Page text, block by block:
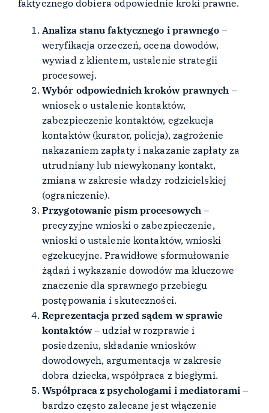
faktycznego dobiera odpowiednie kroki prawne.
Analiza stanu faktycznego i prawnego–
weryfikacja orzeczeń, ocena dowodów,
wywiad z klientem, ustalenie strategii
procesowej.
Wybór odpowiednich kroków prawnych –
wniosek o ustalenie kontaktów,
zabezpieczenie kontaktów, egzekucja
kontaktów (kurator, policja), zagrożenie
nakazaniem zapłaty i nakazanie zapłaty za
utrudniany lub niewykonany kontakt,
zmiana w zakresie władzy rodzicielskiej
(ograniczenie).
Przygotowanie pism procesowych –
precyzyjne wnioski o zabezpieczenie,
wnioski o ustalenie kontaktów, wnioski
egzekucyjne. Prawidłowe sformułowanie
żądań i wykazanie dowodów ma kluczowe
znaczenie dla sprawnego przebiegu
postępowania i skuteczności.
Reprezentacja przed sądem w sprawie
kontaktów– udział w rozprawie i
posiedzeniu, składanie wniosków
dowodowych, argumentacja w zakresie
dobra dziecka, współpraca z biegłymi.
Współpraca z psychologami i mediatorami –
bardzo często zalecane jest włączenie